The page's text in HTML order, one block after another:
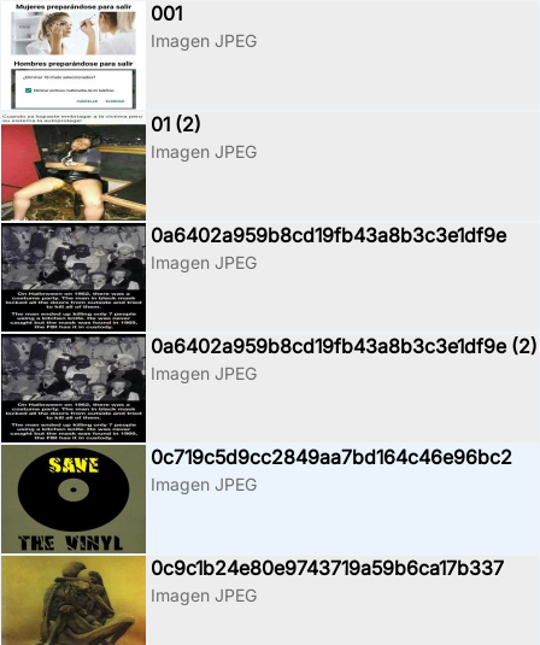
001
Imagen JPEG
01 (2)
Imagen JPEG
0a6402a959b8cd19fb43a8b3c3e1df9e
Imagen JPEG
0a6402a959b8cd19fb43a8b3c3e1df9e (2)
Imagen JPEG
0c719c5d9cc2849aa7bd164c46e96bc2
Imagen JPEG
0c9c1b24e80e9743719a59b6ca17b337
Imagen JPEG